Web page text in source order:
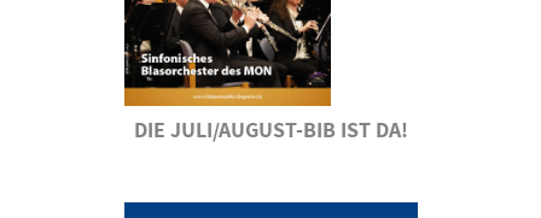
DIE JULI/AUGUST-BIB IST DA!